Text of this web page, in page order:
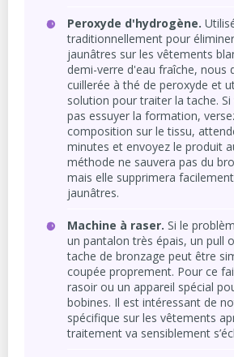
Peroxyde d'hydrogène.
traditionnellement pour
jaunâtres sur les vêtements
demi-verre d'eau fraîche, nous
cuillerée à thé de peroxyde et
solution pour traiter la tache.
pas essuyer la formation,
composition sur le tissu,
minutes et envoyez le produit
méthode ne sauvera pas du
mais elle supprimera
jaunâtres.
Machine à raser. Si le
un pantalon très épais, un pull
tache de bronzage peut être
coupée proprement. Pour ce
rasoir ou un appareil spécial
bobines. Il est intéressant de
spécifique sur les vêtements
traitement va sensiblement